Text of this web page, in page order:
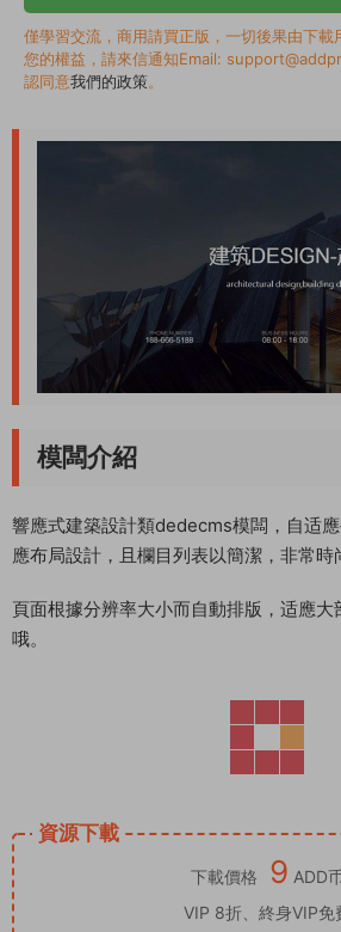
僅學習交流，商用請買正版，一切後果由下載
您的權益，請來信通知Email:
認同意我們的政策。
模闆介紹
響應式建築設計類dedecms模闆，自适
應布局設計，且欄目列表以簡潔，非常時
頁面根據分辨率大小而自動排版，适應
哦。
資源下載
下載價格 9 ADD
VIP 8折、終身VIP免